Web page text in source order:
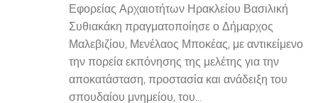
Εφορείας Αρχαιοτήτων Ηρακλείου Βασιλική
Συθιακάκη πραγματοποίησε ο Δήμαρχος
Μαλεβιζίου, Μενέλαος Μποκέας, με αντικείμενο
την πορεία εκπόνησης της μελέτης για την
αποκατάσταση, προστασία και ανάδειξη του
σπουδαίου μνημείου, του...